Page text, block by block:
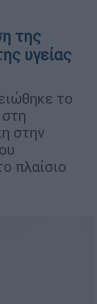
της
υγείας
το
στην
πλαίσιο